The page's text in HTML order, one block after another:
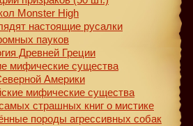
Monster High
настоящие русалки
пауков
Древней Греции
мифические существа
Америки
мифические существа
страшных книг о мистике
породы агрессивных собак